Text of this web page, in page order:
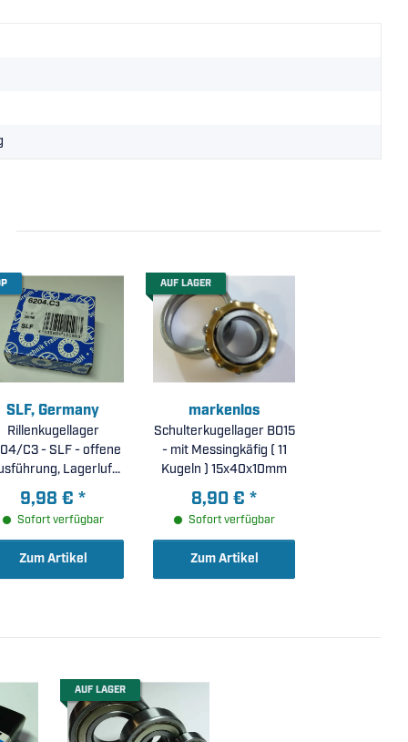
SLF, Germany
Rillenkugellager
C3 - SLF - offene
Lagerluft
( 20x47x14mm )
9,98 € *
Sofort verfügbar
Zum Artikel
AUF LAGER
markenlos
Schulterkugellager BO15
- mit Messingkäfig ( 11
Kugeln ) 15x40x10mm
8,90 € *
Sofort verfügbar
Zum Artikel
AUF LAGER